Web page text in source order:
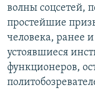
волны соцсетей,
простейшие
человека, ранее
устоявшиеся
функционеров,